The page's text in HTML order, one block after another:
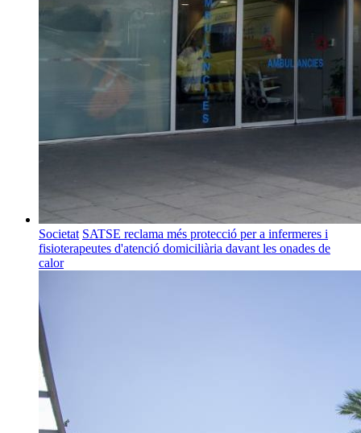
Societat SATSE reclama més protecció per a infermeres i
fisioterapeutes d'atenció domiciliària davant les onades de
calor